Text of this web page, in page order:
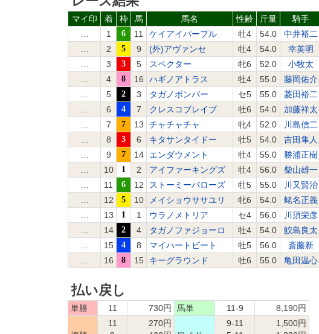
マイ印 着 枠 馬 馬名 性齢 斤量 騎手
1 6 11 ケイアイパープル 牡4 54.0 中井裕二
2 5 9 (外)アヴァンセ 牡4 54.0 幸英明
3 3 5 スペクター 牝6 52.0 小牧太
4 8 16 ハギノアトラス 牡4 55.0 藤岡佑介
5 2 3 タガノボンバー セ5 55.0 菱田裕二
6 4 7 クレスコブレイブ 牡6 54.0 加藤祥太
7 7 13 チャチャチャ 牝4 52.0 川島信二
8 3 6 キタサンタイドー 牡5 54.0 吉田隼人
9 7 14 エンダウメント 牡4 55.0 勝浦正樹
10 1 2 アイファーキングズ 牡4 56.0 柴山雄一
11 6 12 ストーミーバローズ 牡5 55.0 川又賢治
12 5 10 メイショウササユリ 牝6 54.0 蛯名正義
13 1 1 ウラノメトリア セ4 56.0 川須栄彦
14 2 4 タガノファジョーロ 牡4 54.0 鮫島良太
15 4 8 マイハートビート 牡5 56.0 斎藤新
16 8 15 キーグラウンド 牡6 55.0 亀田温心
払い戻し
単勝 11 730円 馬単 11-9 8,190円
11
270円
9-11
1,500円